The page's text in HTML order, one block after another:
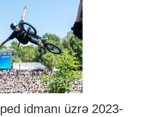
idmanı üzrə 2023-